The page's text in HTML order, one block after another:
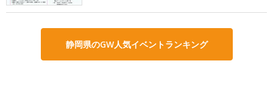
静岡県のGW人気イベントランキング